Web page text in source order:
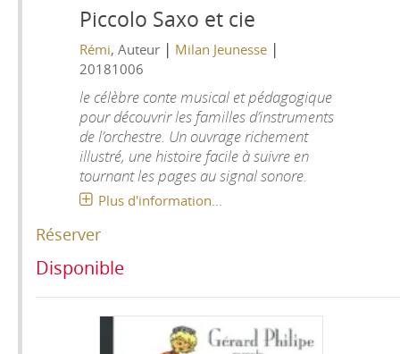
Piccolo Saxo et cie
Rémi, Auteur | Milan Jeunesse |
20181006
le célèbre conte musical et pédagogique
pour découvrir les familles d’instruments
de l’orchestre. Un ouvrage richement
illustré, une histoire facile à suivre en
tournant les pages au signal sonore.
Plus d'information...
Réserver
Disponible